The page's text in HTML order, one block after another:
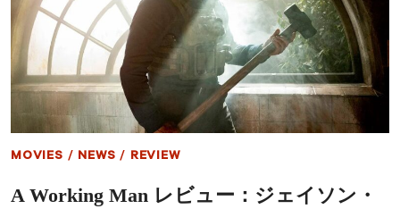
マ
ド
レ
ビ
ュ
ー：
タ
リ
シ
MOVIES / NEWS / REVIEW
A Working Man レビュー：ジェイソン・